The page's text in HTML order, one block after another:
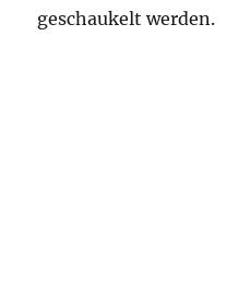
geschaukelt werden.